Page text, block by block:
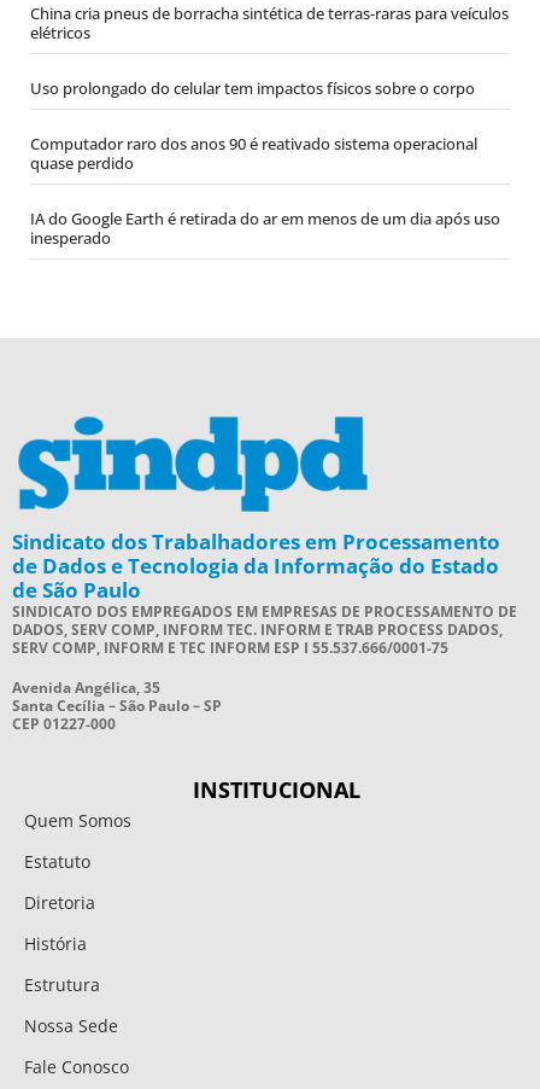
China cria pneus de borracha sintética de terras-raras para veículos
elétricos
Uso prolongado do celular tem impactos físicos sobre o corpo
Computador raro dos anos 90 é reativado sistema operacional
quase perdido
IA do Google Earth é retirada do ar em menos de um dia após uso
inesperado
Sindicato dos Trabalhadores em Processamento
de Dados e Tecnologia da Informação do Estado
de São Paulo
SINDICATO DOS EMPREGADOS EM EMPRESAS DE PROCESSAMENTO DE
DADOS, SERV COMP, INFORM TEC. INFORM E TRAB PROCESS DADOS,
SERV COMP, INFORM E TEC INFORM ESP I 55.537.666/0001-75
Avenida Angélica, 35
Santa Cecília – São Paulo – SP
CEP 01227-000
INSTITUCIONAL
Quem Somos
Estatuto
Diretoria
História
Estrutura
Nossa Sede
Fale Conosco